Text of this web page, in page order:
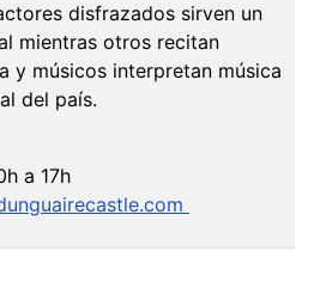
disfrazados sirven un
mientras otros recitan
y músicos interpretan música
del país.
a 17h